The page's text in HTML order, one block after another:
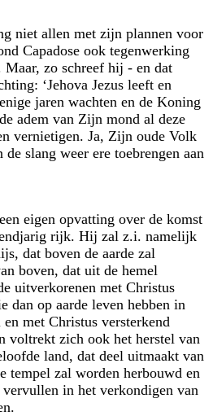
niet allen met zijn plannen voor
Capadose ook tegenwerking
zo schreef hij - en dat
‘Jehova Jezus leeft en
jaren wachten en de Koning
adem van Zijn mond al deze
vernietigen. Ja, Zijn oude Volk
slang weer ere toebrengen aan
eigen opvatting over de komst
rijk. Hij zal z.i. namelijk
dat boven de aarde zal
boven, dat uit de hemel
uitverkorenen met Christus
dan op aarde leven hebben in
met Christus versterkend
voltrekt zich ook het herstel van
land, dat deel uitmaakt van
tempel zal worden herbouwd en
in het verkondigen van